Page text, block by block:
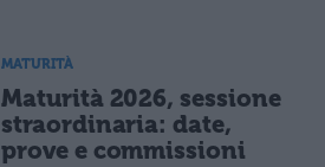
MATURITÀ
Maturità 2026, sessione
straordinaria: date,
prove e commissioni